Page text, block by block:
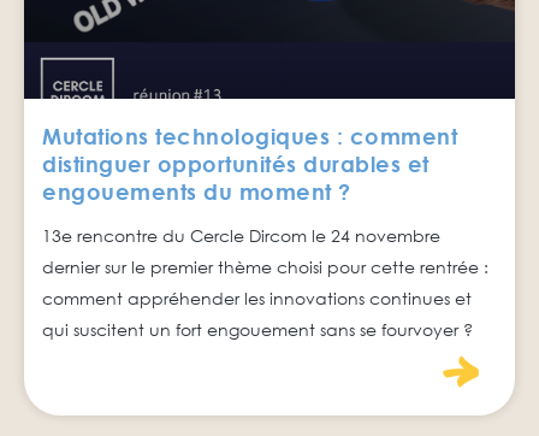
Mutations technologiques : comment
distinguer opportunités durables et
engouements du moment ?
13e rencontre du Cercle Dircom le 24 novembre
dernier sur le premier thème choisi pour cette rentrée :
comment appréhender les innovations continues et
qui suscitent un fort engouement sans se fourvoyer ?